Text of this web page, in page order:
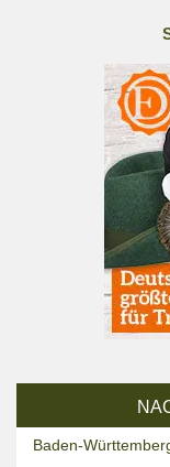
Baden-